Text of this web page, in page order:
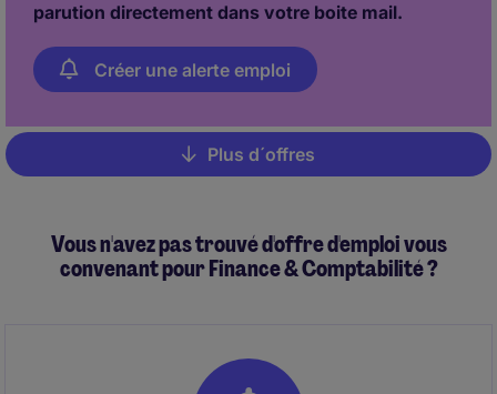
parution directement dans votre boite mail.
Créer une alerte emploi
Pagination
Plus d´offres
Vous n'avez pas trouvé d'offre d'emploi vous
convenant pour Finance & Comptabilité ?